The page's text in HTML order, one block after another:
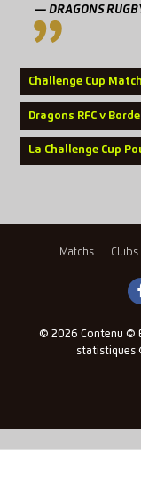
— DRAGONS
Challenge Cup
Dragons RFC v
La Challenge Cup
Matchs Clubs
© 2026 Contenu ©
statistiques